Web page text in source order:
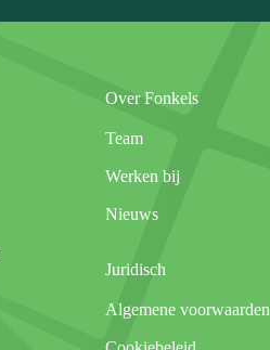
Over Fonkels
Team
Werken bij
Nieuws
Juridisch
Algemene voorwaarden